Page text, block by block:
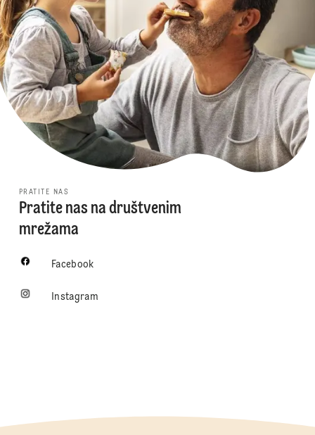
PRATITE NAS
Pratite nas na društvenim
mrežama
Facebook
Instagram